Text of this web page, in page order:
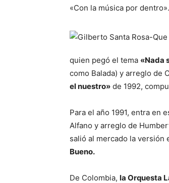
«Con la música por dentro».
quien pegó el tema «Nada
como Balada) y arreglo de
el nuestro» de 1992,
Para el año 1991, entra en
Alfano y arreglo de
salió al mercado la versión
Bueno.
De Colombia, la Orquesta